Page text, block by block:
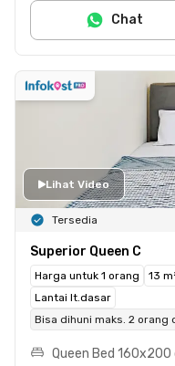
Chat
Lihat Video
Tersedia
Superior Queen C
Harga untuk 1 orang
13
Lantai lt.dasar
Bisa dihuni maks. 2 orang
Queen Bed 160x200